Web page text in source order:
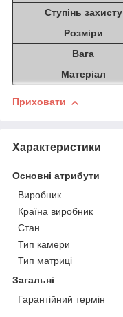
Ступінь захисту
Розміри
Вага
Матеріал
Приховати
Характеристики
Основні атрибути
Виробник
Країна виробник
Стан
Тип камери
Тип матриці
Загальні
Гарантійний термін